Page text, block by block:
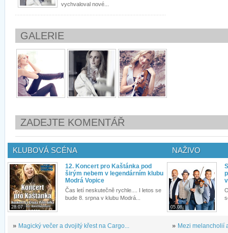
vychvaloval nové...
GALERIE
ZADEJTE KOMENTÁŘ
KLUBOVÁ SCÉNA
28.07.
12. Koncert pro Kaštánka pod
širým nebem v legendárním klubu
Modrá Vopice
Čas letí neskutečně rychle.... I letos se
bude 8. srpna v klubu Modrá...
» Magický večer a dvojitý křest na Cargo...
NAŽIVO
05.08.
» Mezi melancholií